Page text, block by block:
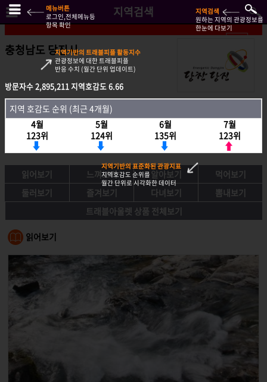
지역검색
충청남도 당진시
방문자수2,895,211 지역호감도 6.66
지역호감도 순위 (최근 4개월)
4월
123위
5월
124위
6월
135위
7월
123위
읽어보기 느껴보기 알아보기
먹어보기
둘러보기
즐겨보기 다녀보기
뽐내보기
트래블아울렛 상품 전체보기
읽어보기
방문자수2,895,211 지역호감도 6.66
지역 호감도 순위 (최근 4개월)
4월
123위
5월
124위
6월
135위
7월
123위
메뉴버튼
로그인,전체메뉴등
항목 확인
지역검색
원하는 지역의 관광정보를
한눈에 다보기
지역기반의 트래블피플 활동지수
관광정보에 대한 트래블피플
반응 수치 (월간 단위 업데이트)
지역기반의 표준화된 관광지표
지역호감도 순위를
월간 단위로 시각화한 데이터